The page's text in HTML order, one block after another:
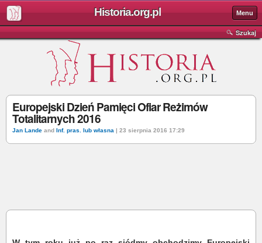
Historia.org.pl Menu
Szukaj
Europejski Dzień Pamięci Ofiar Reżimów
Totalitarnych 2016
Jan Lande and Inf. pras. lub własna | 23 sierpnia 2016 17:29